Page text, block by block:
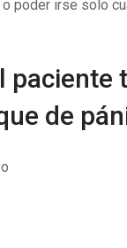
poder irse solo
paciente
de